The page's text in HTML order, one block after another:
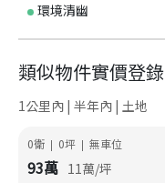
環境清幽
類似物件實價登錄
1公里內 | 半年內 | 土地
0衛 | 0坪 | 無車位
93萬 11萬/坪